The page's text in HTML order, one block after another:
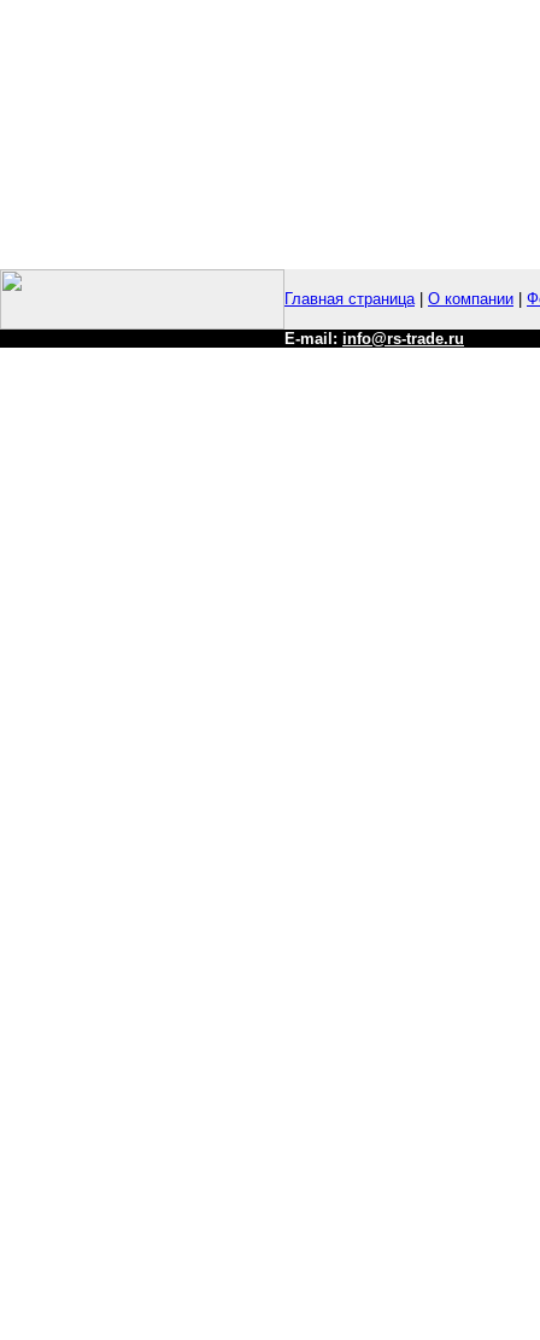
Главная страница| О компании
E-mail: info@rs-trade.ru